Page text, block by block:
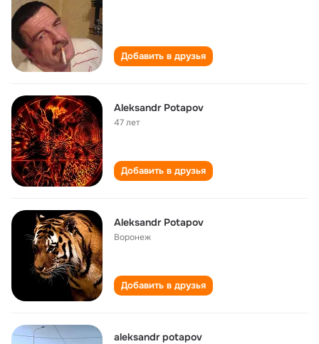
Добавить в друзья
Aleksandr Potapov
47 лет
Добавить в друзья
Aleksandr Potapov
Воронеж
Добавить в друзья
aleksandr potapov